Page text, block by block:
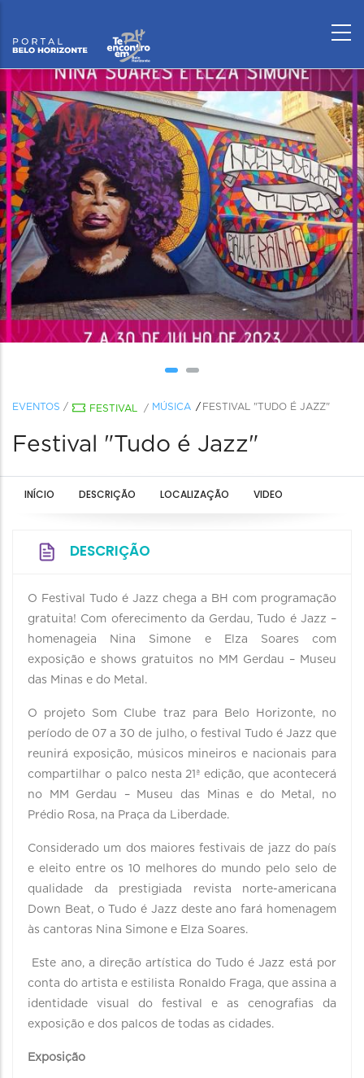
EVENTOS / FESTIVAL / MÚSICA FESTIVAL "TUDO É JAZZ"
Festival "Tudo é Jazz"
INÍCIO DESCRIÇÃO LOCALIZAÇÃO VIDEO
DESCRIÇÃO
O Festival Tudo é Jazz chega a BH com programação
gratuita! Com oferecimento da Gerdau, Tudo é Jazz –
homenageia Nina Simone e Elza Soares com
exposição e shows gratuitos no MM Gerdau – Museu
das Minas e do Metal.
O projeto Som Clube traz para Belo Horizonte, no
período de 07 a 30 de julho, o festival Tudo é Jazz que
reunirá exposição, músicos mineiros e nacionais para
compartilhar o palco nesta 21ª edição, que acontecerá
no MM Gerdau – Museu das Minas e do Metal, no
Prédio Rosa, na Praça da Liberdade.
Considerado um dos maiores festivais de jazz do país
e eleito entre os 10 melhores do mundo pelo selo de
qualidade da prestigiada revista norte-americana
Down Beat, o Tudo é Jazz deste ano fará homenagem
às cantoras Nina Simone e Elza Soares.
Este ano, a direção artística do Tudo é Jazz está por
conta do artista e estilista Ronaldo Fraga, que assina a
identidade visual do festival e as cenografias da
exposição e dos palcos de todas as cidades.
Exposição